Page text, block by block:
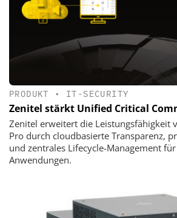
PRODUKT • IT-SECURITY
Zenitel stärkt Unified Critical
Zenitel erweitert die Leistungsfähigkeit
Pro durch cloudbasierte Transparenz,
und zentrales Lifecycle-Management
Anwendungen.